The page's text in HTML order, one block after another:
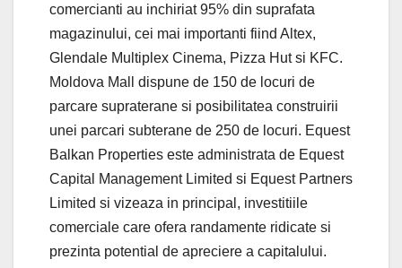
comercianti au inchiriat 95% din suprafata
magazinului, cei mai importanti fiind Altex,
Glendale Multiplex Cinema, Pizza Hut si KFC.
Moldova Mall dispune de 150 de locuri de
parcare supraterane si posibilitatea construirii
unei parcari subterane de 250 de locuri. Equest
Balkan Properties este administrata de Equest
Capital Management Limited si Equest Partners
Limited si vizeaza in principal, investitiile
comerciale care ofera randamente ridicate si
prezinta potential de apreciere a capitalului.